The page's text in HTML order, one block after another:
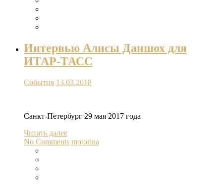
Интервью Алисы Даншох для
ИТАР-ТАСС
События 13.03.2018
Санкт-Петербург 29 мая 2017 года
Читать далее
No Comments motorina